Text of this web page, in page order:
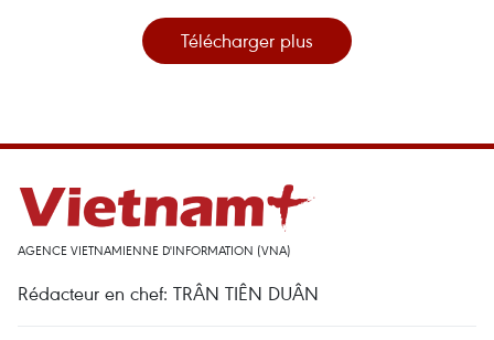
Télécharger plus
AGENCE VIETNAMIENNE D'INFORMATION (VNA)
Rédacteur en chef: TRÂN TIÊN DUÂN